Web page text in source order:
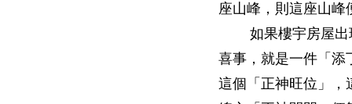
座山峰，則這座山峰
如果樓宇房屋出
喜事，就是一件「添
這個「正神旺位」，